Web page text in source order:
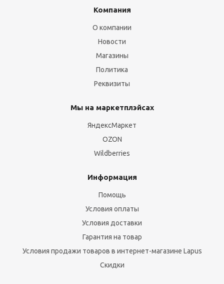
Компания
О компании
Новости
Магазины
Политика
Реквизиты
Мы на маркетплэйсах
ЯндексМаркет
OZON
Wildberries
Информация
Помощь
Условия оплаты
Условия доставки
Гарантия на товар
Условия продажи товаров в интернет-магазине Lapus
Скидки